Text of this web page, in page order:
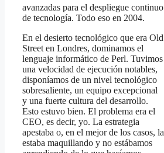
avanzadas para el despliegue continuo
de tecnología. Todo eso en 2004.
En el desierto tecnológico que era Old
Street en Londres, dominamos el
lenguaje informático de Perl. Tuvimos
una velocidad de ejecución notables,
disponíamos de un nivel tecnológico
sobresaliente, un equipo excepcional
y una fuerte cultura del desarrollo.
Esto estuvo bien. El problema era el
CEO, es decir, yo. La estrategia
apestaba o, en el mejor de los casos, la
estaba maquillando y no estábamos